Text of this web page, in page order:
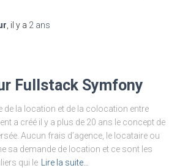
, il y a 2 ans
Fullstack Symfony
de la location et de la colocation entre
a créé il y a plus de 20 ans le concept de
Aucun frais d’agence, le locataire ou
sa demande de location et ce sont les
qui le
Lire la suite…